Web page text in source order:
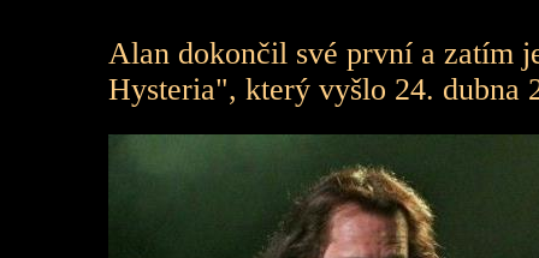
Alan dokončil své první a zatím
Hysteria", který vyšlo 24. dubna